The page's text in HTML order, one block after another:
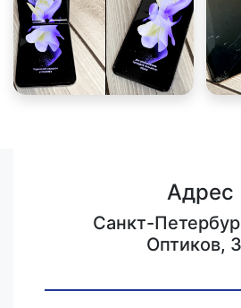
Адрес
Санкт-
Оптиков,